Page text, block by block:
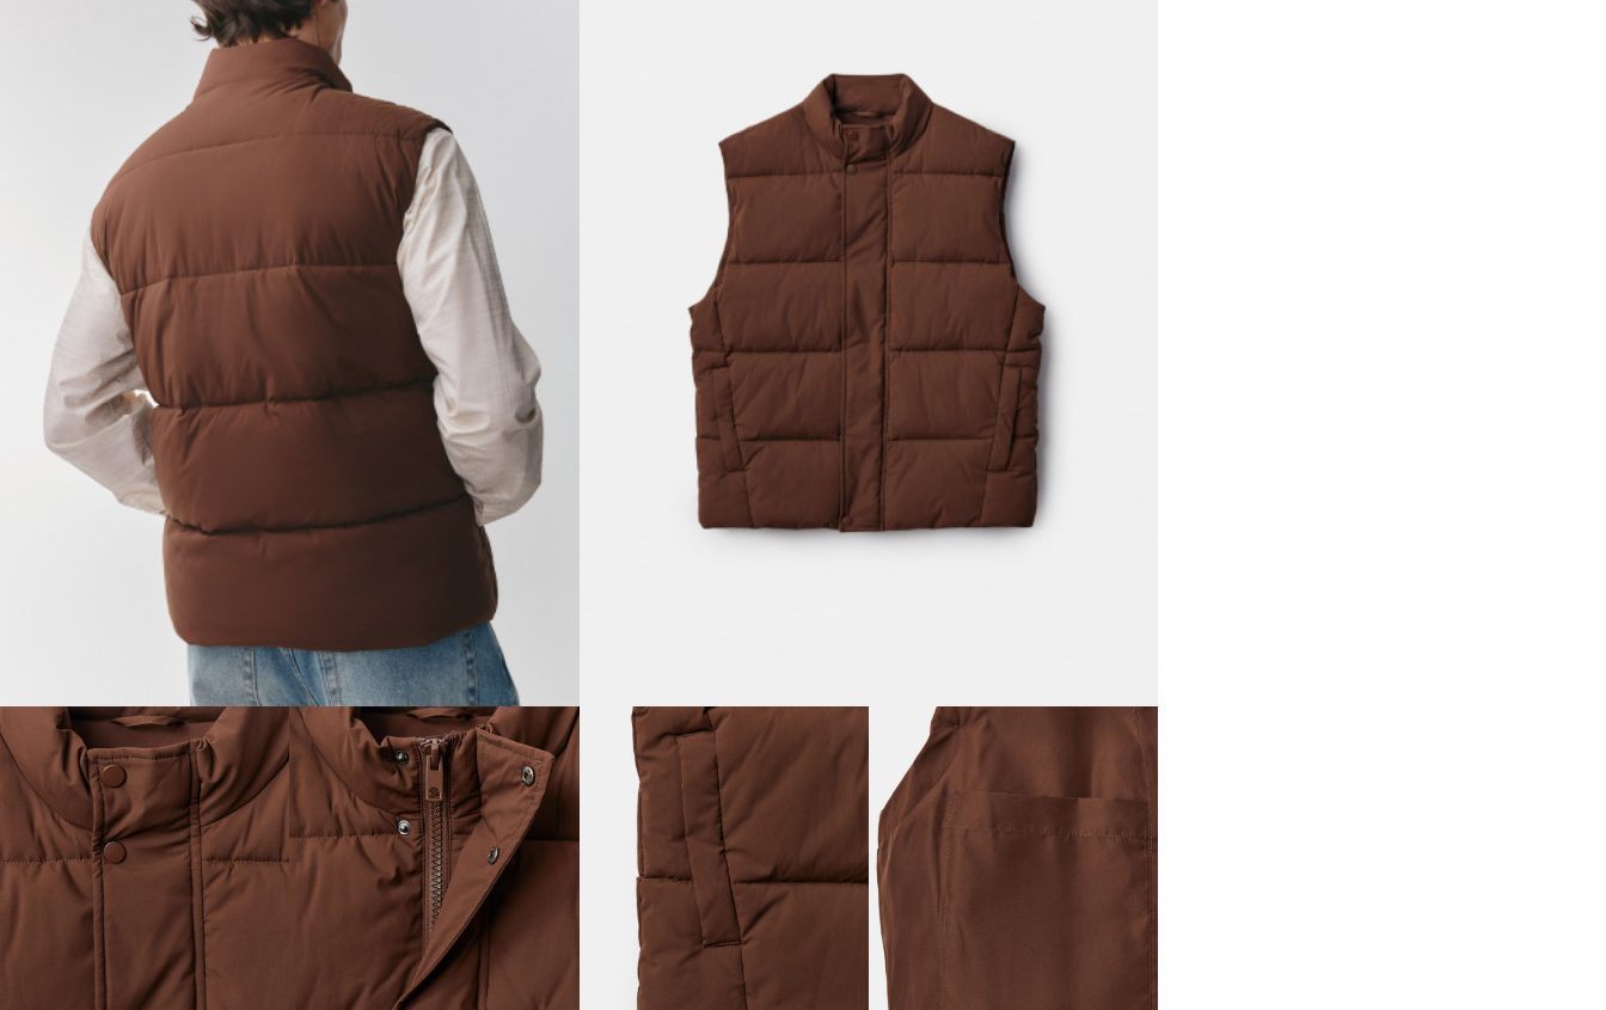
СКОРО В ПРОДАЖЕ
РАСПРОДАЖА ДО -60%
ЛУКБУКИ
ПОДАРОЧНЫЕ СЕРТИФИКАТЫ
СКАНДИНАВСКОЕ ДЕТСТВО
ШКОЛА СКОРО
ЛЕГКО ГЛАДИТЬ
ДЕВОЧКИ
МАЛЬЧИКИ
МАЛЫШИ только онлайн
ПОДАРОЧНЫЕ СЕРТИФИКАТЫ
КУПАЛЬНЫЙ СЕЗОН
ЛЕТНЯЯ БЕЗМЯТЕЖНОСТЬ
ПОСУДА
ДЕКОР
АРОМАТЫ ДЛЯ ДОМА
ХРАНЕНИЕ
КАНЦЕЛЯРИЯ
ВАННАЯ
ДЕТСТВО
ПО КОМНАТАМ